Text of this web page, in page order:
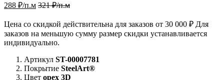
288 ₽/п.м 321 ₽/п.м
Цена со скидкой действительна для заказов от 30 000 ₽ Для
заказов на меньшую сумму размер скидки устанавливается
индивидуально.
Артикул ST-00007781
Покрытие SteelArt®
Цвет орех 3D